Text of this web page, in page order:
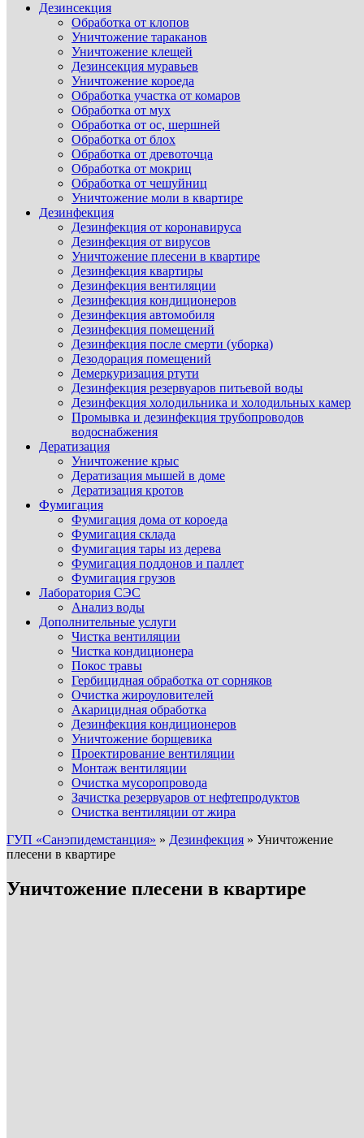
Дезинсекция
Обработка от клопов
Уничтожение тараканов
Уничтожение клещей
Дезинсекция муравьев
Уничтожение короеда
Обработка участка от комаров
Обработка от мух
Обработка от ос, шершней
Обработка от блох
Обработка от древоточца
Обработка от мокриц
Обработка от чешуйниц
Уничтожение моли в квартире
Дезинфекция
Дезинфекция от коронавируса
Дезинфекция от вирусов
Уничтожение плесени в квартире
Дезинфекция квартиры
Дезинфекция вентиляции
Дезинфекция кондиционеров
Дезинфекция автомобиля
Дезинфекция помещений
Дезинфекция после смерти (уборка)
Дезодорация помещений
Демеркуризация ртути
Дезинфекция резервуаров питьевой воды
Дезинфекция холодильника и холодильных камер
Промывка и дезинфекция трубопроводов
водоснабжения
Дератизация
Уничтожение крыс
Дератизация мышей в доме
Дератизация кротов
Фумигация
Фумигация дома от короеда
Фумигация склада
Фумигация тары из дерева
Фумигация поддонов и паллет
Фумигация грузов
Лаборатория СЭС
Анализ воды
Дополнительные услуги
Чистка вентиляции
Чистка кондиционера
Покос травы
Гербицидная обработка от сорняков
Очистка жироуловителей
Акарицидная обработка
Дезинфекция кондиционеров
Уничтожение борщевика
Проектирование вентиляции
Монтаж вентиляции
Очистка мусоропровода
Зачистка резервуаров от нефтепродуктов
Очистка вентиляции от жира
ГУП «Санэпидемстанция» » Дезинфекция » Уничтожение
плесени в квартире
Уничтожение плесени в квартире